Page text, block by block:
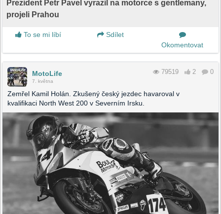
Prezident Petr Pavel vyrazil na motorce s gentlemany,
projeli Prahou
To se mi líbí
Sdílet
Okomentovat
MotoLife
7. května
79519 2 0
Zemřel Kamil Holán. Zkušený český jezdec havaroval v
kvalifikaci North West 200 v Severním Irsku.